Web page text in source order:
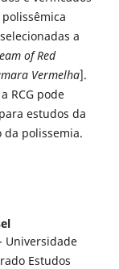
a
of Red
Vermelha].
RCG pode
estudos da
polissemia.
Universidade
Estudos